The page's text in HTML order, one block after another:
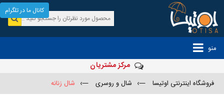
منو
مرکز مشتریان
فروشگاه اینترنتی اوتیسا —› شال و روسری —› شال زنانه
کانال ما در تلگرام